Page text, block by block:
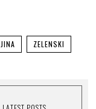
ZELENSKI